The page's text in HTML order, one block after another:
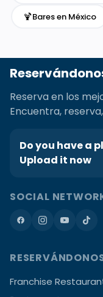
🍹Bares en México
Reserva en los
Encuentra,
Do you have a
Upload it now
SOCIAL
Franchise